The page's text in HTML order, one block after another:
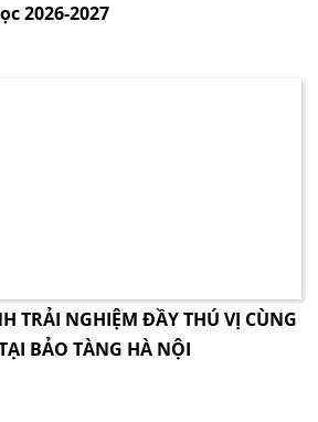
2026-2027
TRẢI NGHIỆM ĐẦY THÚ VỊ CÙNG
BẢO TÀNG HÀ NỘI